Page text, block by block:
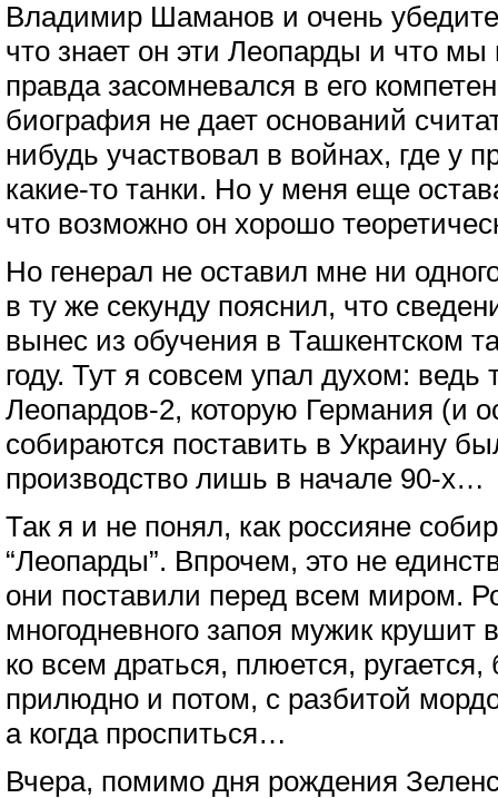
Владимир Шаманов и очень
что знает он эти Леопарды и что
правда засомневался в его
биография не дает оснований
нибудь участвовал в войнах, где у
какие-то танки. Но у меня еще
что возможно он хорошо
Но генерал не оставил мне ни
в ту же секунду пояснил, что
вынес из обучения в Ташкентском
году. Тут я совсем упал духом:
Леопардов-2, которую Германия (и
собираются поставить в Украину
производство лишь в начале 90-х…
Так я и не понял, как россияне
“Леопарды”. Впрочем, это не
они поставили перед всем миром.
многодневного запоя мужик крушит
ко всем драться, плюется,
прилюдно и потом, с разбитой
а когда проспиться…
Вчера, помимо дня рождения